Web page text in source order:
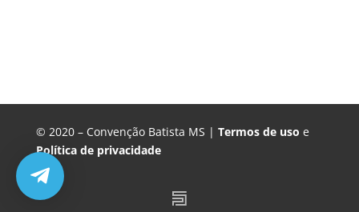
© 2020 – Convenção Batista MS | Termos de uso e
Política de privacidade